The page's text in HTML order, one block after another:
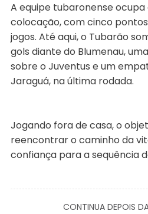
A equipe tubaronense
colocação, com cinco
jogos. Até aqui, o Tubarão
gols diante do Blumenau,
sobre o Juventus e um
Jaraguá, na última rodada.
Jogando fora de casa, o
reencontrar o caminho da
confiança para a sequência
CONTINUA DEPOIS